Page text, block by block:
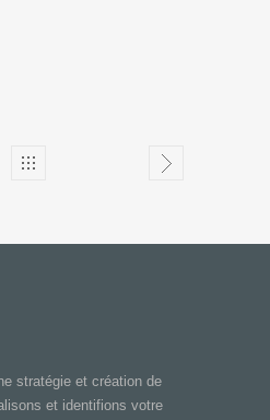
stratégie et création de
et identifions votre